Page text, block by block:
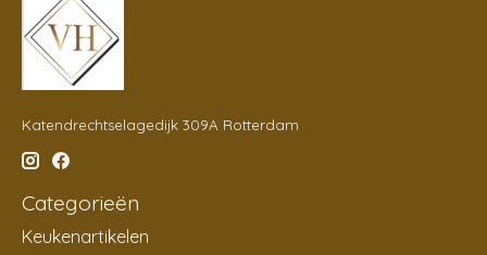
Katendrechtselagedijk 309A Rotterdam
Categorieën
Keukenartikelen